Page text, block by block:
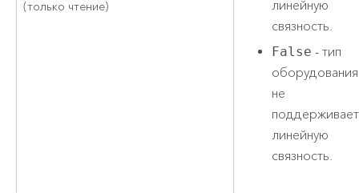
(только чтение)
линейную
связность.
False - тип
оборудования
не
поддерживает
линейную
связность.